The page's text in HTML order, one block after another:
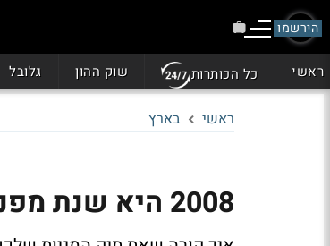
הירשמו
ראשי כל הכותרות שוק ההון גלובל
ראשי בארץ
2008 היא שנת מפנה: להלן סיפור